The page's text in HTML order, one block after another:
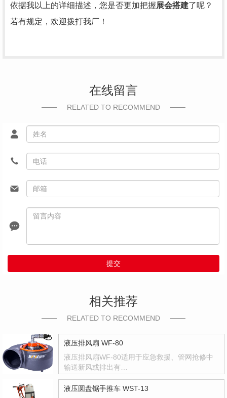
依据我以上的详细描述，您是否更加把握展会搭建了呢？
若有规定，欢迎拨打我厂！
在线留言
RELATED TO RECOMMEND
提交
相关推荐
RELATED TO RECOMMEND
液压排风扇 WF-80
液压排风扇WF-80适用于应急救援、管网抢修中
输送新风或排出有…
液压圆盘锯手推车 WST-13